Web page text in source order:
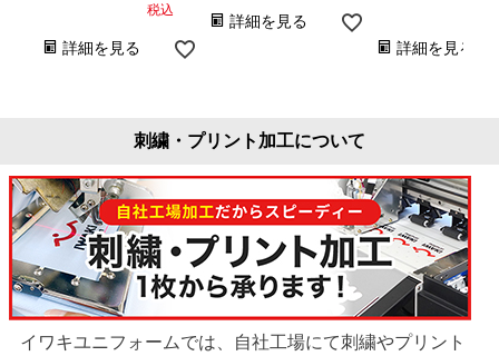
税込
詳細を見る
詳細を見る
詳細を見る
刺繍・プリント加工について
イワキユニフォームでは、自社工場にて刺繍やプリント